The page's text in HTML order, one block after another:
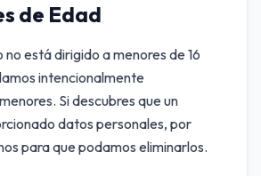
de Edad
está dirigido a menores de 16
intencionalmente
Si descubres que un
datos personales, por
para que podamos eliminarlos.